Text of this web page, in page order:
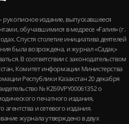
издание, выпускавшееся
обучавшимися в медресе «Ғалия» (г.
Спустя столетие инициатива деятелей
была возрождена, и журнал «Садақ»
В соответствии с законодательством
Комитет информации Министерства
Республики Казахстан 20 декабря
№ KZ69VPY00061352 о
печатного издания,
и сетевого издания.
журнала утверждено в двух